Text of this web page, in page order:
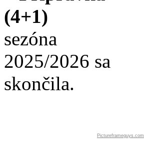
(4+1)
sezóna
2025/2026 sa
skončila.
Pictureframeguys.com